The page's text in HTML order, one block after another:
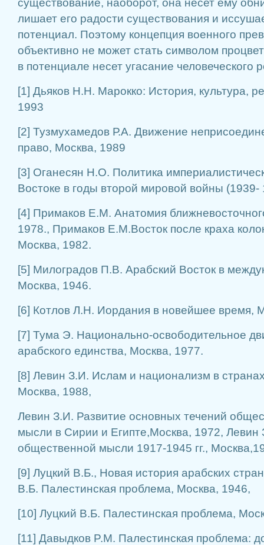
существование, наоборот, она несет ему
лишает его радости существования и
потенциал. Поэтому концепция военного
объективно не может стать символом
в потенциале несет угасание человеческого
[1] Дьяков Н.Н. Марокко: История, культура,
1993
[2] Тузмухамедов Р.А. Движение
право, Москва, 1989
[3] Оганесян Н.О. Политика
Востоке в годы второй мировой войны (1939-
[4] Примаков Е.М. Анатомия
1978., Примаков Е.М.Восток после краха
Москва, 1982.
[5] Милоградов П.В. Арабский Восток в
Москва, 1946.
[6] Котлов Л.Н. Иордания в новейшее время,
[7] Тума Э. Национально-освободительное
арабского единства, Москва, 1977.
[8] Левин З.И. Ислам и национализм в
Москва, 1988,
Левин З.И. Развитие основных течений
мысли в Сирии и Египте,Москва, 1972, Левин
общественной мысли 1917-1945 гг.,
[9] Луцкий В.Б., Новая история арабских
В.Б. Палестинская проблема, Москва, 1946,
[10] Луцкий В.Б. Палестинская проблема,
[11] Давыдков P.M. Палестинская проблема: